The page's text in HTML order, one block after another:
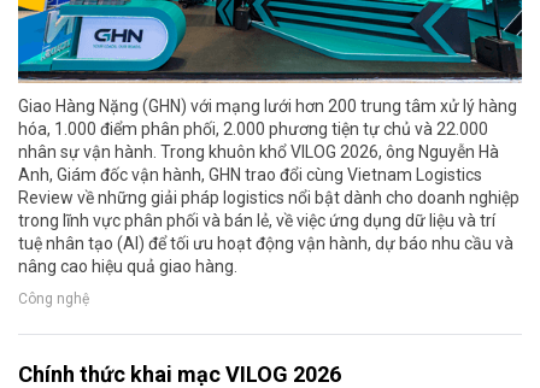
Giao Hàng Nặng (GHN) với mạng lưới hơn 200 trung tâm xử lý hàng
hóa, 1.000 điểm phân phối, 2.000 phương tiện tự chủ và 22.000
nhân sự vận hành. Trong khuôn khổ VILOG 2026, ông Nguyễn Hà
Anh, Giám đốc vận hành, GHN trao đổi cùng Vietnam Logistics
Review về những giải pháp logistics nổi bật dành cho doanh nghiệp
trong lĩnh vực phân phối và bán lẻ, về việc ứng dụng dữ liệu và trí
tuệ nhân tạo (AI) để tối ưu hoạt động vận hành, dự báo nhu cầu và
nâng cao hiệu quả giao hàng.
Công nghệ
Chính thức khai mạc VILOG 2026